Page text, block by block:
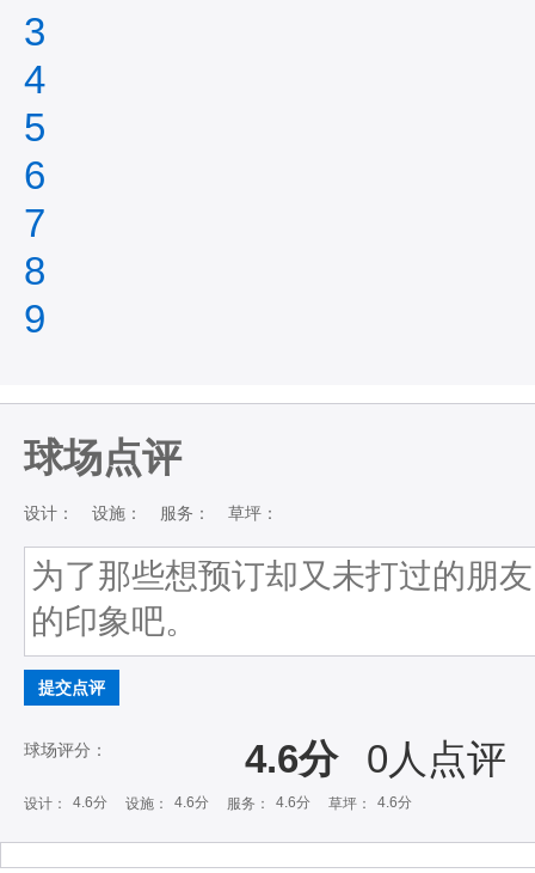
3
4
5
6
7
8
9
球场点评
设计： 设施： 服务： 草坪：
提交点评
球场评分： 4.6分 0人点评
设计： 4.6分 设施： 4.6分 服务： 4.6分 草坪： 4.6分